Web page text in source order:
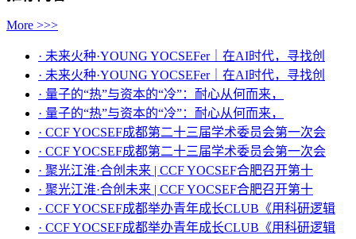
More >>>
· 未来火种·YOUNG YOCSEFer｜在AI时代，寻找创
· 未来火种·YOUNG YOCSEFer｜在AI时代，寻找创
· 量子的“热”与资本的“冷”：耐心从何而来，
· 量子的“热”与资本的“冷”：耐心从何而来，
· CCF YOCSEF成都第二十三届学术委员会第一次会
· CCF YOCSEF成都第二十三届学术委员会第一次会
· 聚光江淮·合创未来 | CCF YOCSEF合肥召开第十
· 聚光江淮·合创未来 | CCF YOCSEF合肥召开第十
· CCF YOCSEF成都举办青年成长CLUB《用科研逻辑
· CCF YOCSEF成都举办青年成长CLUB《用科研逻辑